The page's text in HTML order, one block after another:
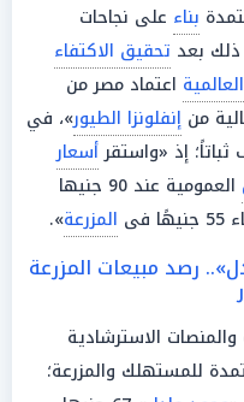
بناء على نجاحات
ذلك بعد تحقيق الاكتفاء
اعتماد مصر من
من إنفلونزا الطيور»، في
إذ «واستقرأسعار
العمومية عند 90 جنيها
فى المزرعة».
رصد مبيعات المزرعة
الاسترشادية
للمستهلك والمزرعة؛